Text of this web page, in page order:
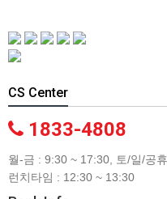
CS Center
1833-4808
월-금 : 9:30 ~ 17:30, 토/일/공
런치타임 : 12:30 ~ 13:30